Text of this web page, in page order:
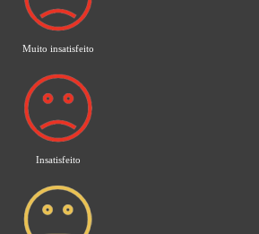
Muito insatisfeito
Insatisfeito